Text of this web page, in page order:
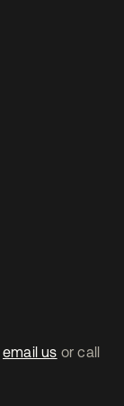
email us or call